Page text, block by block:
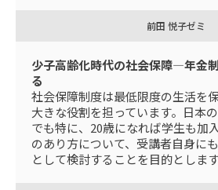
前田 悦子ゼミ
少子高齢化時代の社会保障―年金
る
社会保障制度は最低限度の生活を
大きな役割を担っています。日本
でも特に、20歳になれば学生も加
のあり方について、受講者自身に
として検討することを目的とします